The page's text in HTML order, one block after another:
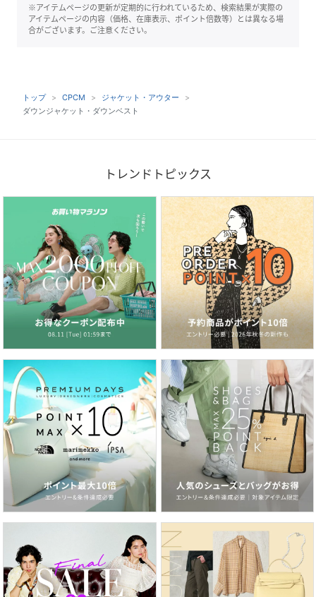
※アイテムページの更新が定期的に行われているため、検索結果が実際の
アイテムページの内容（価格、在庫表示、ポイント倍数等）とは異なる場
合がございます。ご注意ください。
トップ CPCM
ジャケット・アウター
ダウンジャケット・ダウンベスト
トレンドトピックス